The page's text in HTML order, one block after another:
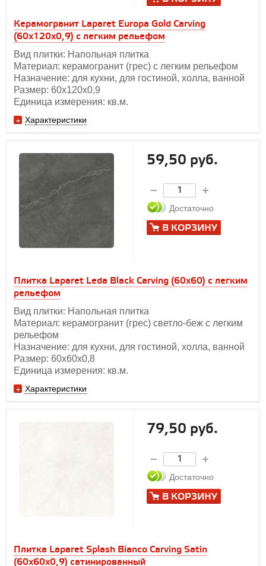
Керамогранит Laparet Europa Gold Carving
(60х120x0,9) с легким рельефом
Вид плитки: Напольная плитка
Материал: керамогранит (грес) с легким рельефом
Назначение: для кухни, для гостиной, холла, ванной
Размер: 60х120х0,9
Единица измерения: кв.м.
Характеристики
Плитка Laparet Leda Black Carving (60х60) с легким
рельефом
Вид плитки: Напольная плитка
Материал: керамогранит (грес) светло-беж с легким
рельефом
Назначение: для кухни, для гостиной, холла, ванной
Размер: 60х60х0,8
Единица измерения: кв.м.
Характеристики
59,50 руб.
Достаточно
В КОРЗИНУ
Плитка Laparet Splash Bianco Carving Satin
(60х60x0,9) сатинированный
79,50 руб.
Достаточно
В КОРЗИНУ